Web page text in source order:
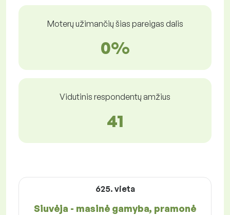
Moterų užimančių šias pareigas dalis
0%
Vidutinis respondentų amžius
41
625. vieta
Siuvėja - masinė gamyba, pramonė